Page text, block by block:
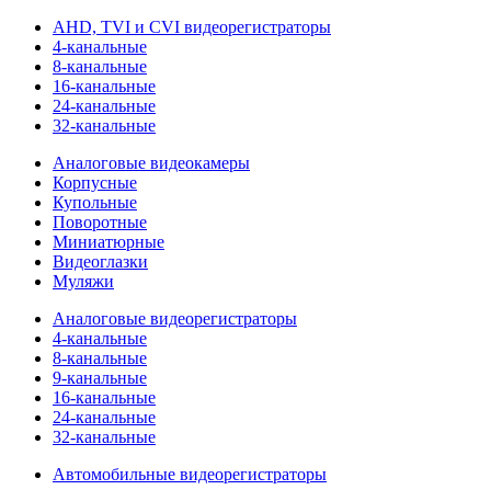
AHD, TVI и CVI видеорегистраторы
4-канальные
8-канальные
16-канальные
24-канальные
32-канальные
Аналоговые видеокамеры
Корпусные
Купольные
Поворотные
Миниатюрные
Видеоглазки
Муляжи
Аналоговые видеорегистраторы
4-канальные
8-канальные
9-канальные
16-канальные
24-канальные
32-канальные
Автомобильные видеорегистраторы